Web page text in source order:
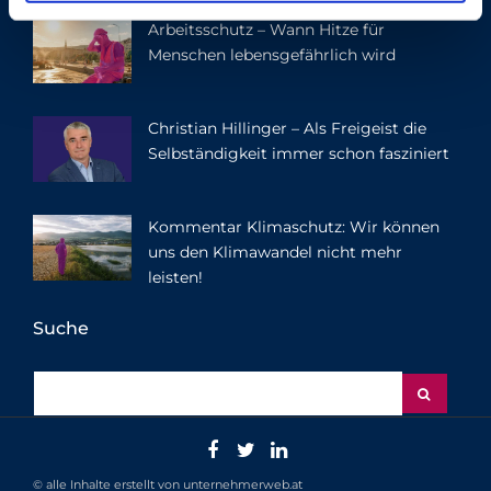
l
Arbeitsschutz – Wann Hitze für
Menschen lebensgefährlich wird
Christian Hillinger – Als Freigeist die
Selbständigkeit immer schon fasziniert
Kommentar Klimaschutz: Wir können
uns den Klimawandel nicht mehr
leisten!
Suche
© alle Inhalte erstellt von unternehmerweb.at